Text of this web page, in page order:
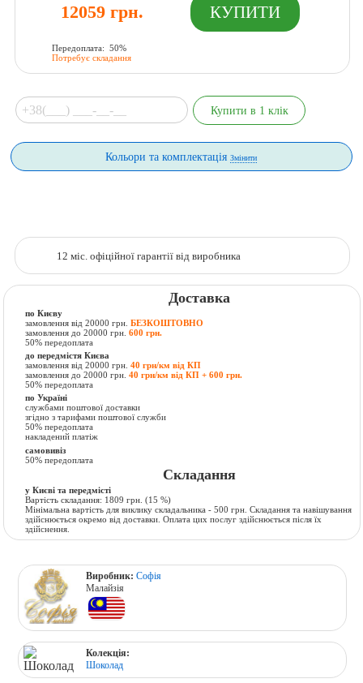
12059 грн.
Передоплата: 50%
Потребує складання
Кольори та комплектаціяЗмінити
12 міс. офіційної гарантії від виробника
Доставка
по Києву
замовлення від 20000 грн.БЕЗКОШТОВНО
замовлення до 20000 грн.600 грн.
50% передоплата
до передмістя Києва
замовлення від 20000 грн.40 грн/км від КП
замовлення до 20000 грн.40 грн/км від КП + 600 грн.
50% передоплата
по Україні
службами поштової доставки
згідно з тарифами поштової служби
50% передоплата
накладений платіж
самовивіз
50% передоплата
Складання
у Києві та передмісті
Вартість складання: 1809 грн. (15 %)
Мінімальна вартість для виклику складальника - 500 грн. Складання та навішування
здійснюється окремо від доставки. Оплата цих послуг здійснюється після їх
здійснення.
Виробник:Софія
Малайзія
Колекція:
Шоколад